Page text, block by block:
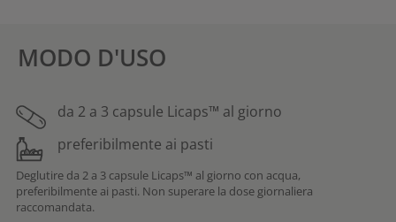
MODO D'USO
da 2 a 3 capsule Licaps™ al giorno
preferibilmente ai pasti
Deglutire da 2 a 3 capsule Licaps™ al giorno con acqua,
preferibilmente ai pasti. Non superare la dose giornaliera
raccomandata.